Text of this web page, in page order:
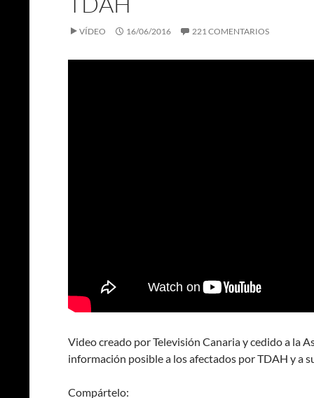
VÍDEO 16/06/2016 221 COMENTARIOS
Video creado por Televisión Canaria y cedido a la
información posible a los afectados por TDAH y a
Compártelo: